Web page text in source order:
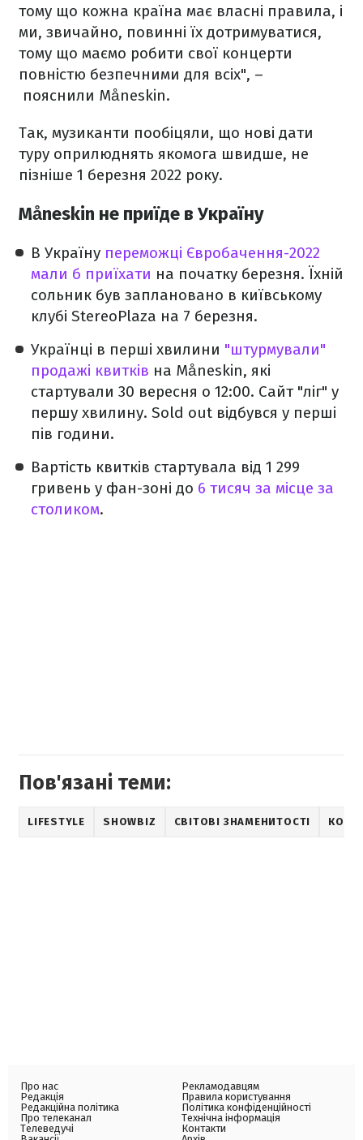
тому що кожна країна має власні правила, і
ми, звичайно, повинні їх дотримуватися,
тому що маємо робити свої концерти
повністю безпечними для всіх", –
пояснили Måneskin.
Так, музиканти пообіцяли, що нові дати
туру оприлюднять якомога швидше, не
пізніше 1 березня 2022 року.
Måneskin не приїде в Україну
В Україну переможці Євробачення-2022
мали б приїхати на початку березня. Їхній
сольник був заплановано в київському
клубі StereoPlaza на 7 березня.
Українці в перші хвилини "штурмували"
продажі квитків на Måneskin, які
стартували 30 вересня о 12:00. Сайт "ліг" у
першу хвилину. Sold out відбувся у перші
пів години.
Вартість квитків стартувала від 1 299
гривень у фан-зоні до 6 тисяч за місце за
столиком.
Пов'язані теми:
LIFESTYLE SHOWBIZ СВІТОВІ ЗНАМЕНИТОСТІ
Про нас
Редакція
Редакційна політика
Про телеканал
Телеведучі
Рекламодавцям
Правила користування
Політика конфіденційності
Технічна інформація
Контакти